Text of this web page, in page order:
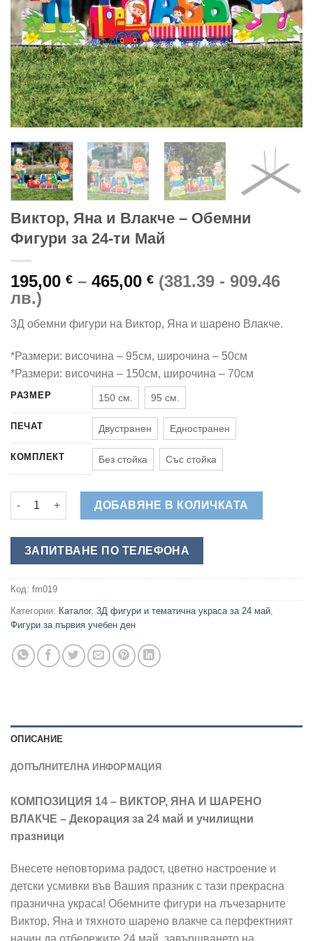
Виктор, Яна и Влакче – Обемни
Фигури за 24-ти Май
195,00 € – 465,00 €Price
range:
through
(381.39 - 909.46
лв.)
3Д обемни фигури на Виктор, Яна и шарено Влакче.
*Размери: височина – 95см, широчина – 50см
*Размери: височина – 150см, широчина – 70см
РАЗМЕР 150 см. 95 см.
ПЕЧАТ Двустранен Едностранен
КОМПЛЕКТ Без стойка Със стойка
количество за Виктор, Яна и Влакче - Обемни Фигури за 24-
ДОБАВЯНЕ В КОЛИЧКАТА
ЗАПИТВАНЕ ПО ТЕЛЕФОНА
Код: fm019
Категории: Каталог, 3Д фигури и тематична украса за 24 май
Фигури за първия учебен ден
ОПИСАНИЕ
ДОПЪЛНИТЕЛНА ИНФОРМАЦИЯ
КОМПОЗИЦИЯ 14 – ВИКТОР, ЯНА И ШАРЕНО
ВЛАКЧЕ – Декорация за 24 май и училищни
празници
Внесете неповторима радост, цветно настроение и
детски усмивки във Вашия празник с тази прекрасна
празнична украса! Обемните фигури на лъчезарните
Виктор, Яна и тяхното шарено влакче са перфектният